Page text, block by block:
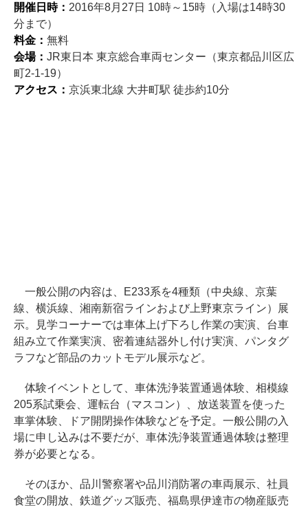
開催日時： 2016年8月27日 10時～15時（入場は14時30
分まで）
料金： 無料
会場： JR東日本 東京総合車両センター（東京都品川区広
町2-1-19）
アクセス： 京浜東北線 大井町駅 徒歩約10分
一般公開の内容は、E233系を4種類（中央線、京葉
線、横浜線、湘南新宿ラインおよび上野東京ライン）展
示。見学コーナーでは車体上げ下ろし作業の実演、台車
組み立て作業実演、密着連結器外し付け実演、パンタグ
ラフなど部品のカットモデル展示など。
体験イベントとして、車体洗浄装置通過体験、相模線
205系試乗会、運転台（マスコン）、放送装置を使った
車掌体験、ドア開閉操作体験などを予定。一般公開の入
場に申し込みは不要だが、車体洗浄装置通過体験は整理
券が必要となる。
そのほか、品川警察署や品川消防署の車両展示、社員
食堂の開放、鉄道グッズ販売、福島県伊達市の物産販売